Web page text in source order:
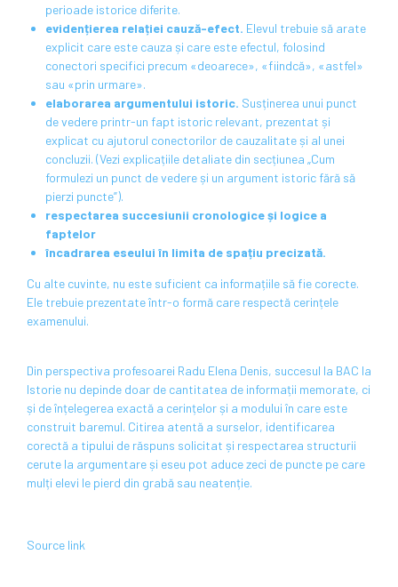
perioade istorice diferite.
evidențierea relației cauză-efect. Elevul trebuie să arate
explicit care este cauza și care este efectul, folosind
conectori specifici precum «deoarece», «fiindcă», «astfel»
sau «prin urmare».
elaborarea argumentului istoric. Susținerea unui punct
de vedere printr-un fapt istoric relevant, prezentat și
explicat cu ajutorul conectorilor de cauzalitate și al unei
concluzii. (Vezi explicațiile detaliate din secțiunea „Cum
formulezi un punct de vedere și un argument istoric fără să
pierzi puncte”).
respectarea succesiunii cronologice și logice a
faptelor
încadrarea eseului în limita de spațiu precizată.
Cu alte cuvinte, nu este suficient ca informațiile să fie corecte.
Ele trebuie prezentate într-o formă care respectă cerințele
examenului.
Din perspectiva profesoarei Radu Elena Denis, succesul la BAC la
Istorie nu depinde doar de cantitatea de informații memorate, ci
și de înțelegerea exactă a cerințelor și a modului în care este
construit baremul. Citirea atentă a surselor, identificarea
corectă a tipului de răspuns solicitat și respectarea structurii
cerute la argumentare și eseu pot aduce zeci de puncte pe care
mulți elevi le pierd din grabă sau neatenție.
Source link